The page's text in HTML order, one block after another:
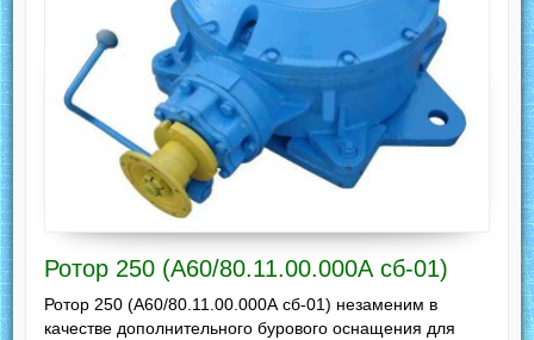
Ротор 250 (А60/80.11.00.000А сб-01)
Ротор 250 (А60/80.11.00.000А сб-01) незаменим в
качестве дополнительного бурового оснащения для